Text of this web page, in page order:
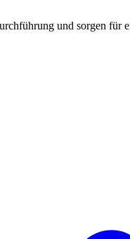
und sorgen